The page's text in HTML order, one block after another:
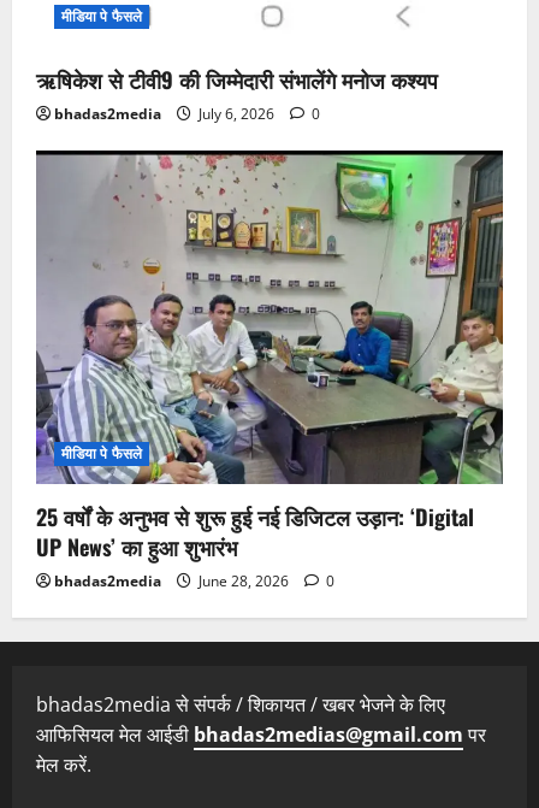
मीडिया पे फैसले
ऋषिकेश से टीवी9 की जिम्मेदारी संभालेंगे मनोज कश्यप
bhadas2media July 6, 2026 0
मीडिया पे फैसले
25 वर्षों के अनुभव से शुरू हुई नई डिजिटल उड़ान: ‘Digital
UP News’ का हुआ शुभारंभ
bhadas2media June 28, 2026 0
bhadas2media से संपर्क / शिकायत / खबर भेजने के लिए
आफिसियल मेल आईडी bhadas2medias@gmail.comपर
मेल करें.